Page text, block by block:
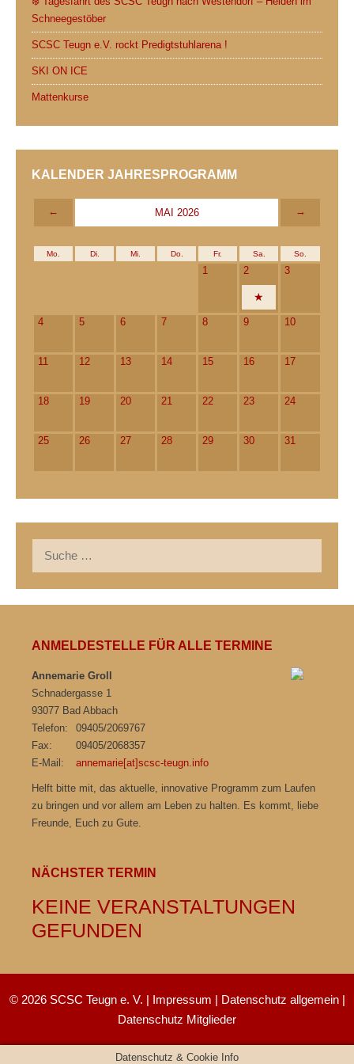
Schneegestöber
SCSC Teugn e.V. rockt Predigtstuhlarena !
SKI ON ICE
Mattenkurse
KALENDER JAHRESPROGRAMM
← MAI 2026 →
Mo. Di. Mi. Do. Fr. Sa. So.
1 2 3
4 5 6 7 8 9 10
11 12 13 14 15 16 17
18 19 20 21 22 23 24
25 26 27 28 29 30 31
nach:
ANMELDESTELLE FÜR ALLE TERMINE
Annemarie Groll
Schnadergasse 1
93077 Bad Abbach
Telefon:
09405/2069767
Fax:
09405/2068357
E-Mail:
annemarie[at]scsc-teugn.info
Helft bitte mit, das aktuelle, innovative Programm zum Laufen
zu bringen und vor allem am Leben zu halten. Es kommt, liebe
Freunde, Euch zu Gute.
NÄCHSTER TERMIN
KEINE VERANSTALTUNGEN
GEFUNDEN
© 2026 SCSC Teugn e. V. | Impressum | Datenschutz allgemein|
Datenschutz Mitglieder
Datenschutz & Cookie Info